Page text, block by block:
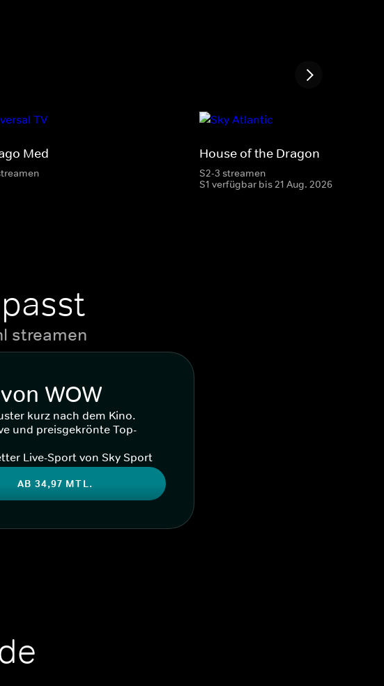
Med House of the Dragon
S2-3 streamen
S1 verfügbar bis 21 Aug. 2026
streamen
WOW
kurz nach dem Kino.
und preisgekrönte Top-
Live-Sport von Sky Sport
AB 34,97 MTL.